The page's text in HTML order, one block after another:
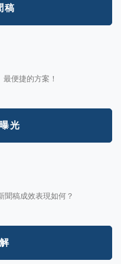
稿
便捷的方案！
光
稿成效表現如何？